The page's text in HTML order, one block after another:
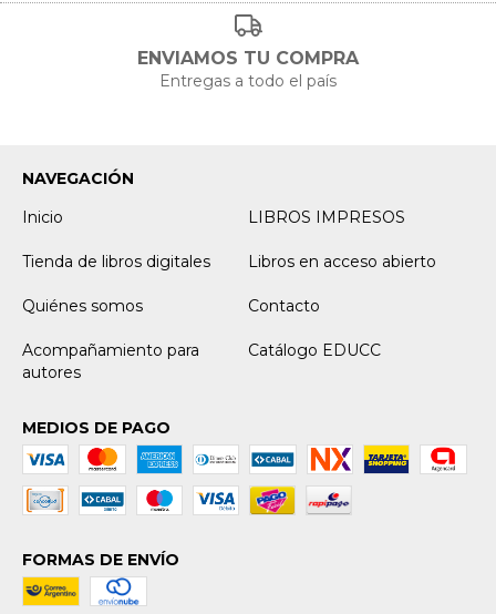
ENVIAMOS TU COMPRA
Entregas a todo el país
NAVEGACIÓN
Inicio
LIBROS IMPRESOS
Tienda de libros digitales Libros en acceso abierto
Quiénes somos Contacto
Acompañamiento para
autores
Catálogo EDUCC
MEDIOS DE PAGO
FORMAS DE ENVÍO